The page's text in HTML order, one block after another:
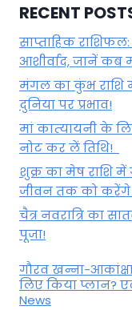
RECENT
साप्ताहिक
आशीर्वाद, जानें कब
मंगल का कुंभ राशि
दुनिया पर प्रभाव!
मां कात्‍यायनी के
नोट कर लें तिथि!
शुक्र का मेष राशि
जीवन तक को करेंगे
चैत्र नवरात्रि का
पूजा!
गौरव खन्ना-
लिए किया प्लान?
News